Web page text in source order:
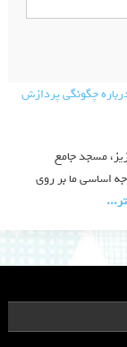
چگونگی پردازش
مسجد جامع
اساسی ما بر روی